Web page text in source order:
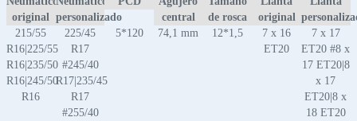
original personalizado
central
de rosca
original
215/55
R16|225/55
R16|235/50
R16|245/50
R16
225/45
R17
#245/40
R17|235/45
R17
#255/40
5*120 74,1 mm 12*1,5
7 x 16
ET20
7 x 17
ET20 #8 x
17 ET20|8
x 17
ET20|8 x
18 ET20